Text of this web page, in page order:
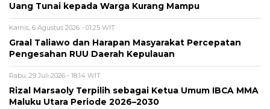
Uang Tunai kepada Warga Kurang Mampu
Kamis, 6 Agustus 2026 - 01:25 WIT
Graal Taliawo dan Harapan Masyarakat Percepatan
Pengesahan RUU Daerah Kepulauan
Rabu, 29 Juli 2026 - 18:14 WIT
Rizal Marsaoly Terpilih sebagai Ketua Umum IBCA MMA
Maluku Utara Periode 2026–2030